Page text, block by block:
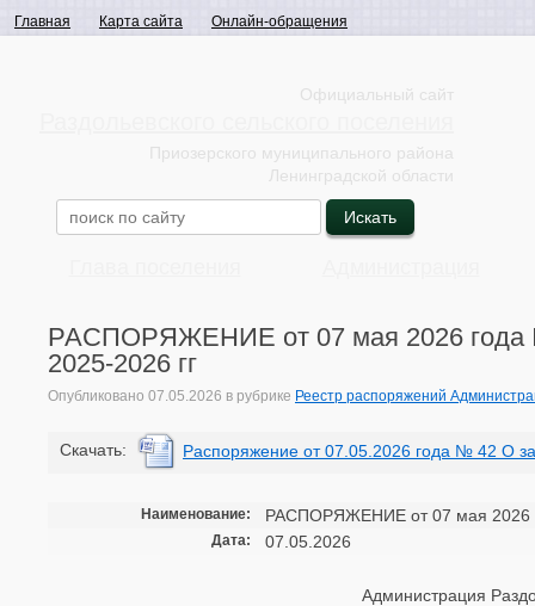
Главная Карта сайта Онлайн-обращения
Официальный сайт
Приозерского муниципального района
Ленинградской области
РАСПОРЯЖЕНИЕ от 07 мая 2026 года
2025-2026 гг
Опубликовано 07.05.2026 в рубрике Реестр распоряжений
Cкачать: Распоряжение от 07.05.2026 года № 42 О
Наименование: РАСПОРЯЖЕНИЕ от 07 мая 2026
Дата: 07.05.2026
Администрация